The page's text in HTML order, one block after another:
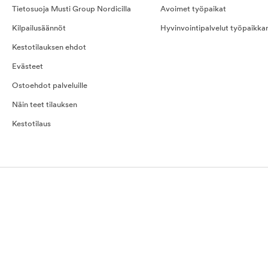
Tietosuoja Musti Group Nordicilla
Kilpailusäännöt
Kestotilauksen ehdot
Evästeet
Ostoehdot palveluille
Näin teet tilauksen
Kestotilaus
Avoimet työpaikat
Hyvinvointipalvelut